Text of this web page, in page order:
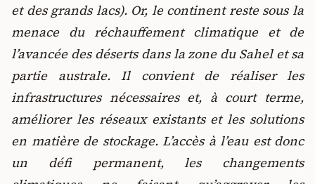
et des grands lacs). Or, le continent reste sous la
menace du réchauffement climatique et de
l’avancée des déserts dans la zone du Sahel et sa
partie australe. Il convient de réaliser les
infrastructures nécessaires et, à court terme,
améliorer les réseaux existants et les solutions
en matière de stockage. L’accès à l’eau est donc
un défi permanent, les changements